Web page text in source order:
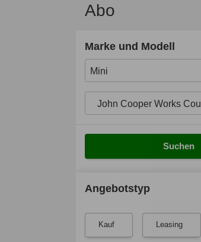
Abo
Marke und Modell
Suchen
Angebotstyp
Kauf Leasing